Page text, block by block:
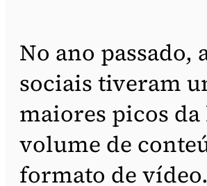
No ano passado,
sociais tiveram
maiores picos
volume de
formato de